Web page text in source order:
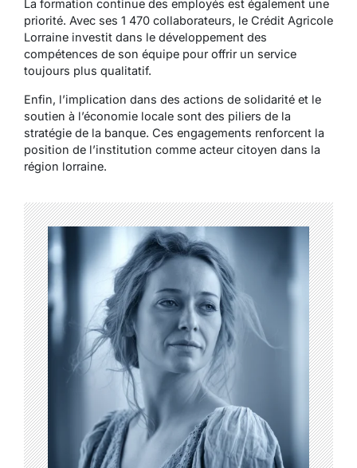
La formation continue des employés est également une
priorité. Avec ses 1 470 collaborateurs, le Crédit Agricole
Lorraine investit dans le développement des
compétences de son équipe pour offrir un service
toujours plus qualitatif.
Enfin, l’implication dans des actions de solidarité et le
soutien à l’économie locale sont des piliers de la
stratégie de la banque. Ces engagements renforcent la
position de l’institution comme acteur citoyen dans la
région lorraine.